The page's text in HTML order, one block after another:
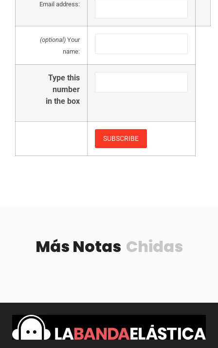
Email address:
(optional) Your
name:
Type this
number
in the box
Más Notas Chidas